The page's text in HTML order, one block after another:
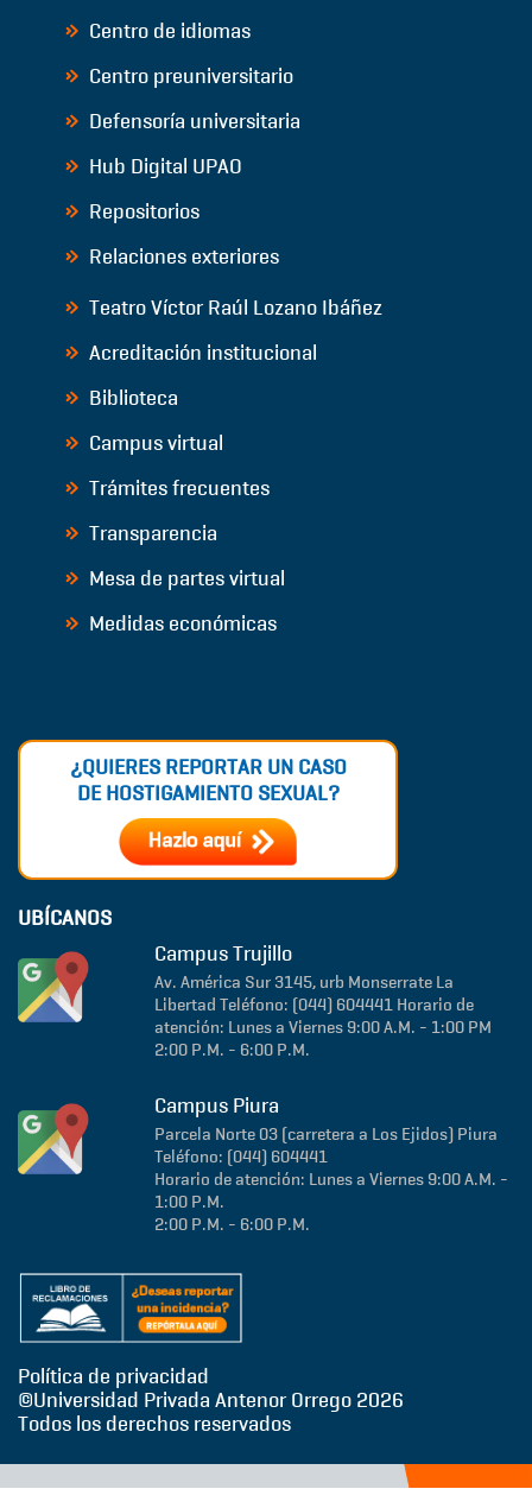
Centro de idiomas
Centro preuniversitario
Defensoría universitaria
Hub Digital UPAO
Repositorios
Relaciones exteriores
Teatro Víctor Raúl Lozano Ibáñez
Acreditación institucional
Biblioteca
Campus virtual
Trámites frecuentes
Transparencia
Mesa de partes virtual
Medidas económicas
¿QUIERES REPORTAR UN CASO
DE HOSTIGAMIENTO SEXUAL?
UBÍCANOS
Campus Trujillo
Av. América Sur 3145, urb Monserrate La
Libertad Teléfono: (044) 604441 Horario de
atención: Lunes a Viernes 9:00 A.M. - 1:00 PM
2:00 P.M. - 6:00 P.M.
Campus Piura
Parcela Norte 03 (carretera a Los Ejidos) Piura
Teléfono: (044) 604441
Horario de atención: Lunes a Viernes 9:00 A.M. -
1:00 P.M.
2:00 P.M. - 6:00 P.M.
Política de privacidad
©Universidad Privada Antenor Orrego 2026
Todos los derechos reservados